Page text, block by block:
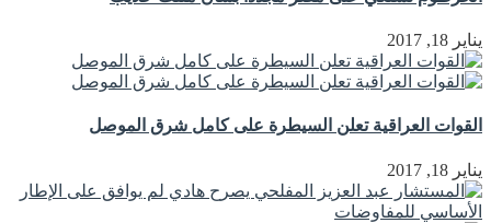
يناير 18, 2017
القوات العراقية تعلن السيطرة على كامل شرق الموصل
يناير 18, 2017